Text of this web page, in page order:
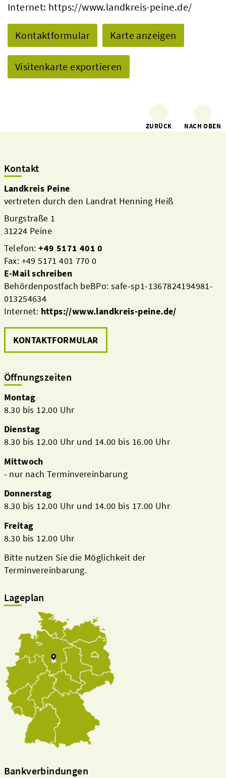
Internet: https://www.landkreis-peine.de/
Kontaktformular Karte anzeigen
Visitenkarte exportieren
ZURÜCK NACH OBEN
Kontakt
Landkreis Peine
vertreten durch den Landrat Henning Heiß
Burgstraße 1
31224 Peine
Telefon:+49 5171 401 0
Fax: +49 5171 401 770 0
E-Mail schreiben
Behördenpostfach beBPo: safe-sp1-1367824194981-
013254634
Internet: https://www.landkreis-peine.de/
KONTAKTFORMULAR
Öffnungszeiten
Montag
8.30 bis 12.00 Uhr
Dienstag
8.30 bis 12.00 Uhr und 14.00 bis 16.00 Uhr
Mittwoch
- nur nach Terminvereinbarung
Donnerstag
8.30 bis 12.00 Uhr und 14.00 bis 17.00 Uhr
Freitag
8.30 bis 12.00 Uhr
Bitte nutzen Sie die Möglichkeit der
Terminvereinbarung.
Lageplan
Bankverbindungen